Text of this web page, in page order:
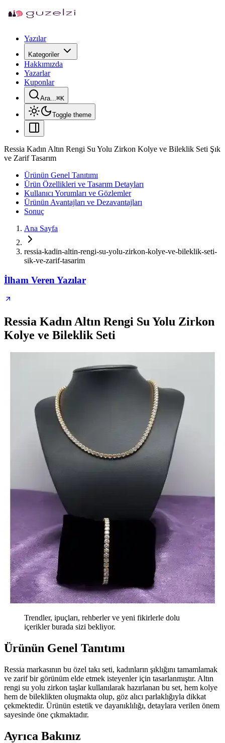
Yazılar
Kategoriler
Hakkımızda
Yazarlar
Kuponlar
Ara...⌘K
Toggle theme
Ressia Kadın Altın Rengi Su Yolu Zirkon Kolye ve Bileklik Seti Şık
ve Zarif Tasarım
Ürünün Genel Tanıtımı
Ürün Özellikleri ve Tasarım Detayları
Kullanıcı Yorumları ve Gözlemler
Ürünün Avantajları ve Dezavantajları
Sonuç
Ana Sayfa
ressia-kadin-altin-rengi-su-yolu-zirkon-kolye-ve-bileklik-seti-
sik-ve-zarif-tasarim
İlham Veren Yazılar
Ressia Kadın Altın Rengi Su Yolu Zirkon
Kolye ve Bileklik Seti
Trendler, ipuçları, rehberler ve yeni fikirlerle dolu
içerikler burada sizi bekliyor.
Ürünün Genel Tanıtımı
Ressia markasının bu özel takı seti, kadınların şıklığını tamamlamak
ve zarif bir görünüm elde etmek isteyenler için tasarlanmıştır. Altın
rengi su yolu zirkon taşlar kullanılarak hazırlanan bu set, hem kolye
hem de bileklikten oluşmakta olup, göz alıcı parlaklığıyla dikkat
çekmektedir. Ürünün estetik ve dayanıklılığı, detaylara verilen önem
sayesinde öne çıkmaktadır.
Ayrıca Bakınız